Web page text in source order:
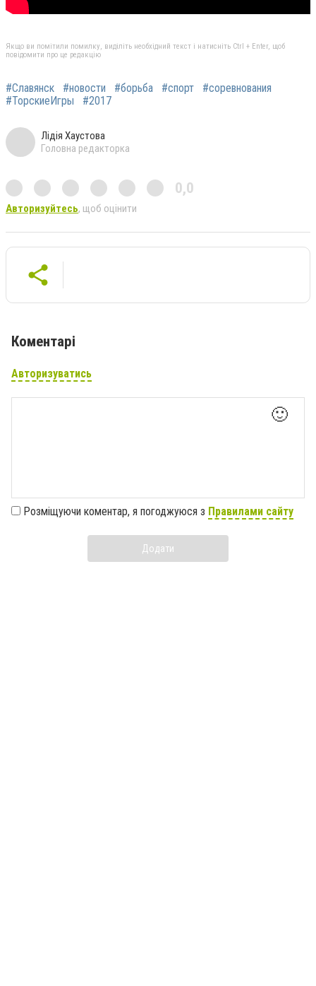
Якщо ви помітили помилку, виділіть необхідний текст і натисніть Ctrl + Enter, щоб
повідомити про це редакцію
#Славянск #новости #борьба #спорт
#соревнования
#ТорскиеИгры
#2017
Лідія Хаустова
Головна редакторка
0,0
Авторизуйтесь, щоб оцінити
Коментарі
Авторизуватись
🙂
Розміщуючи коментар, я погоджуюся з Правилами сайту
Додати